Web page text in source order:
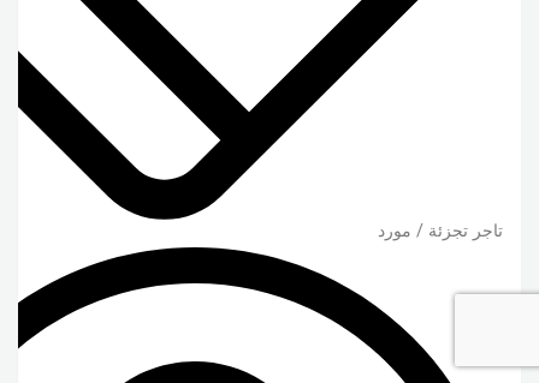
تاجر تجزئة / مورد